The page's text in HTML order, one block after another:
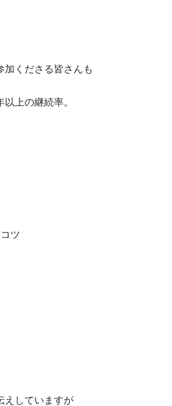
加くださる皆さんも
上の継続率。
ツ
えしていますが